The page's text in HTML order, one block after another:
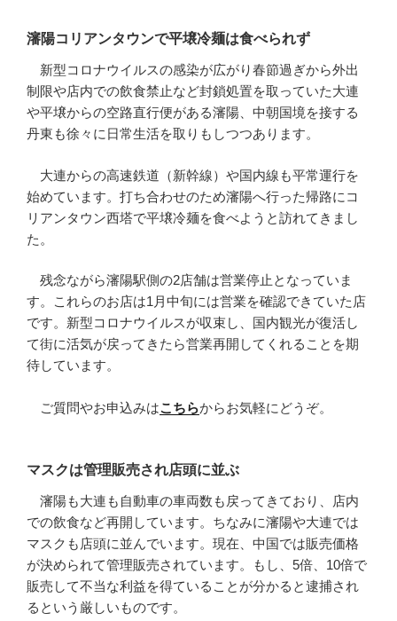
瀋陽コリアンタウンで平壌冷麺は食べられず
新型コロナウイルスの感染が広がり春節過ぎから外出
制限や店内での飲食禁止など封鎖処置を取っていた大連
や平壌からの空路直行便がある瀋陽、中朝国境を接する
丹東も徐々に日常生活を取りもしつつあります。
大連からの高速鉄道（新幹線）や国内線も平常運行を
始めています。打ち合わせのため瀋陽へ行った帰路にコ
リアンタウン西塔で平壌冷麺を食べようと訪れてきまし
た。
残念ながら瀋陽駅側の2店舗は営業停止となっていま
す。これらのお店は1月中旬には営業を確認できていた店
です。新型コロナウイルスが収束し、国内観光が復活し
て街に活気が戻ってきたら営業再開してくれることを期
待しています。
ご質問やお申込みはこちらからお気軽にどうぞ。
マスクは管理販売され店頭に並ぶ
瀋陽も大連も自動車の車両数も戻ってきており、店内
での飲食など再開しています。ちなみに瀋陽や大連では
マスクも店頭に並んでいます。現在、中国では販売価格
が決められて管理販売されています。もし、5倍、10倍で
販売して不当な利益を得ていることが分かると逮捕され
るという厳しいものです。